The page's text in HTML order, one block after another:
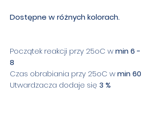
Dostępne w różnych kolorach.
Początek reakcji przy 25oC wmin 6 -
8
Czas obrabiania przy 25oC wmin 60
Utwardzacza dodaje się 3 %